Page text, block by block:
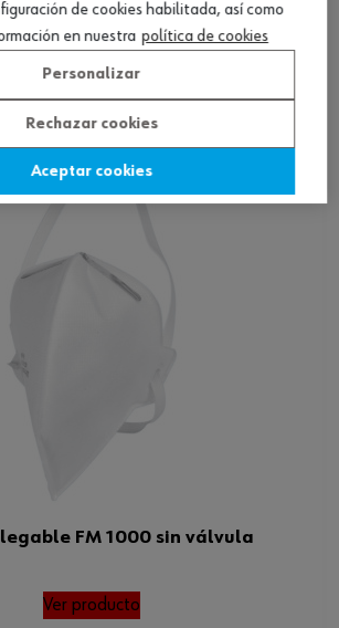
pliegue cómodo 3M
FM 1000 sin válvula
Ver producto
de cookies habilitada, así como
en nuestra política de cookies
Personalizar
Rechazar cookies
Aceptar cookies